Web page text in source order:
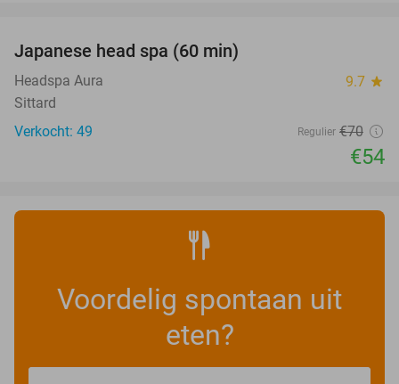
Japanese head spa (60 min)
Headspa Aura 9.7 star
Sittard
Verkocht: 49
Regulier €70
€54
Voordelig spontaan uit
eten?